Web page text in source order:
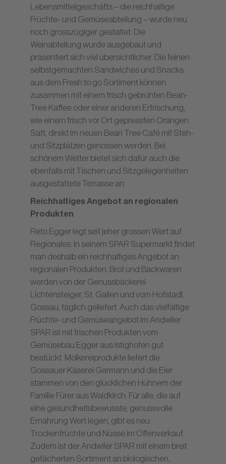
Lebensmittelgeschäfts – die reichhaltige
Früchte- und Gemüseabteilung – wurde neu
noch grosszügiger gestaltet. Die
Weinabteilung wurde ausgebaut und
präsentiert sich viel übersichtlicher. Die feinen
selbstgemachten Sandwiches und Snacks
aus dem Fresh to go Sortiment können
zusammen mit einem frisch gebrühten Bean-
Tree Kaffee oder einer anderen Erfrischung,
wie einem frisch vor Ort gepressten Orangen
Saft, direkt im neuen Bean Tree Café mit Steh-
und Sitzplätzen genossen werden. Bei
schönem Wetter bietet sich dafür auch die
ebenfalls mit Tischen und Sitzgelegenheiten
ausgestattete Terrasse an.
Reichhaltiges Angebot an regionalen
Produkten
Reto Egger legt seit jeher grossen Wert auf
Regionales: In seinem SPAR Supermarkt findet
man deshalb ein reichhaltiges Angebot an
regionalen Produkten. Brot und Backwaren
werden von der Genussbäckerei
Lichtensteiger, St. Gallen und vom Hofstadl,
Gossau, täglich geliefert. Auch das vielfältige
Früchte- und Gemüseangebot im Andwiler
SPAR ist mit frischen Produkten vom
Gemüsebau Egger aus Istighofen gut
bestückt. Molkereiprodukte liefert die
Gossauer Käserei Germann und die Eier
stammen von den glücklichen Hühnern der
Familie Fürer aus Waldkirch. Für alle, die auf
eine gesundheitsbewusste, genussvolle
Ernährung Wert legen, gibt es neu
Trockenfrüchte und Nüsse im Offenverkauf.
Zudem ist der Andwiler SPAR mit einem breit
gefächerten Sortiment an biologischen,